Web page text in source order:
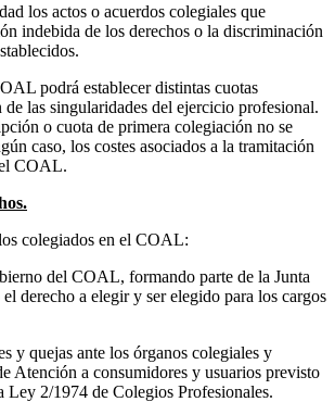
los actos o acuerdos colegiales que
indebida de los derechos o la discriminación
podrá establecer distintas cuotas
las singularidades del ejercicio profesional.
o cuota de primera colegiación no se
caso, los costes asociados a la tramitación
COAL.
colegiados en el COAL:
del COAL, formando parte de la Junta
derecho a elegir y ser elegido para los cargos
y quejas ante los órganos colegiales y
Atención a consumidores y usuarios previsto
Ley 2/1974 de Colegios Profesionales.